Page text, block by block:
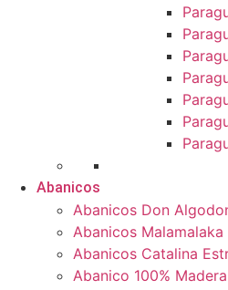
Abanicos
Abanicos Don
Abanicos Malamalaka
Abanicos Catalina
Abanico 100% Madera